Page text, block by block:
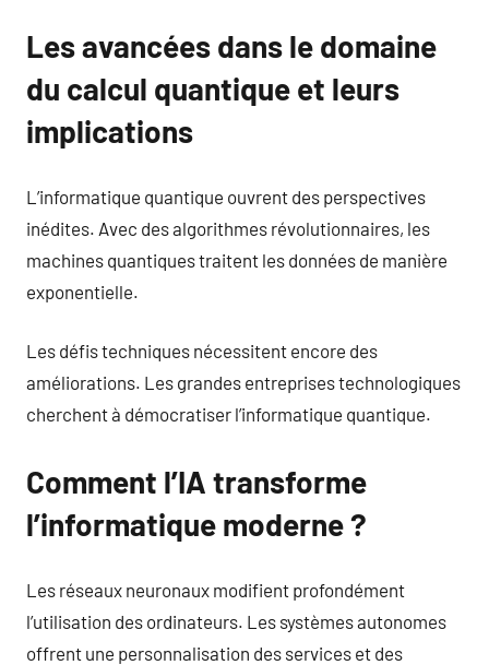
Les avancées dans le domaine
du calcul quantique et leurs
implications
L’informatique quantique ouvrent des perspectives
inédites. Avec des algorithmes révolutionnaires, les
machines quantiques traitent les données de manière
exponentielle.
Les défis techniques nécessitent encore des
améliorations. Les grandes entreprises technologiques
cherchent à démocratiser l’informatique quantique.
Comment l’IA transforme
l’informatique moderne ?
Les réseaux neuronaux modifient profondément
l’utilisation des ordinateurs. Les systèmes autonomes
offrent une personnalisation des services et des